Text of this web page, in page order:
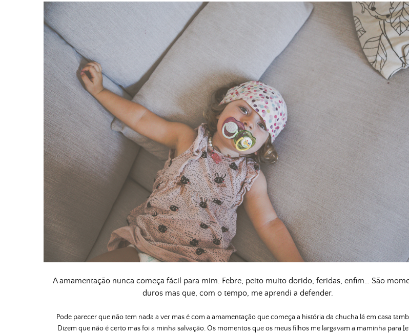
A amamentação nunca começa fácil para mim. Febre, peito muito dorido, feridas, enfim… São
duros mas que, com o tempo, me aprendi a defender.
Pode parecer que não tem nada a ver mas é com a amamentação que começa a história da chucha lá em casa
Dizem que não é certo mas foi a minha salvação. Os momentos que os meus filhos me largavam a maminha para [e